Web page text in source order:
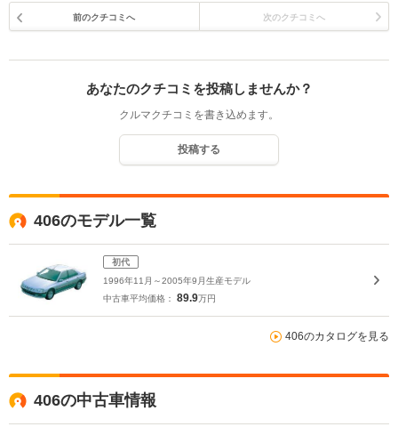
前のクチコミへ 次のクチコミへ
あなたのクチコミを投稿しませんか？
クルマクチコミを書き込めます。
投稿する
406のモデル一覧
初代
1996年11月～2005年9月生産モデル
中古車平均価格： 89.9万円
406のカタログを見る
406の中古車情報